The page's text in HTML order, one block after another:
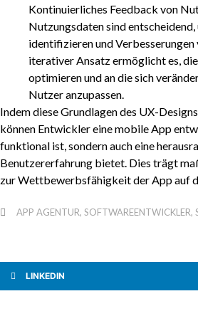
Kontinuierliches Feedback von
Nutzungsdaten sind
identifizieren und Verbesserungen
iterativer Ansatz ermöglicht es,
optimieren und an die sich
Nutzer anzupassen.
Indem diese Grundlagen des UX-
können Entwickler eine mobile App
funktional ist, sondern auch eine
Benutzererfahrung bietet. Dies trägt
zur Wettbewerbsfähigkeit der App auf
APP AGENTUR, SOFTWAREENTWICKLER,
LINKEDIN